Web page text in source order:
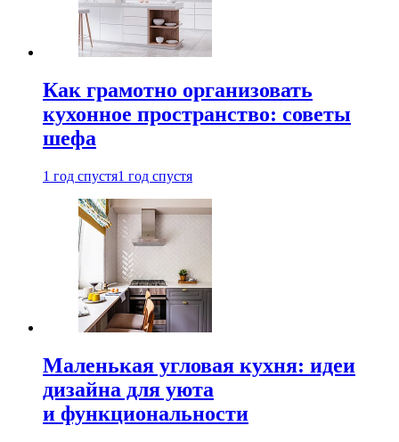
Как грамотно организовать
кухонное пространство: советы
шефа
1 год спустя1 год спустя
Маленькая угловая кухня: идеи
дизайна для уюта
и функциональности